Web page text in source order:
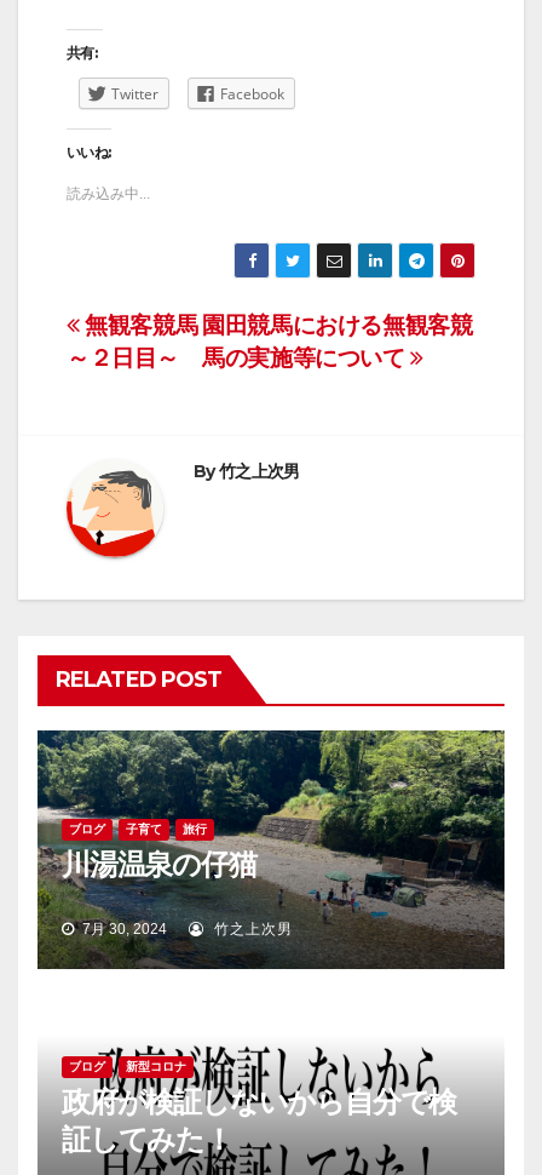
共有:
Twitter Facebook
いいね:
読み込み中...
投
ビ
ゲ
ョ
ン
園田競馬における無観客競
馬の実施等について
無観客競馬
～２日目～
By竹之上次男
RELATED POST
ブログ 子育て 旅行
川湯温泉の仔猫
7月 30, 2024 竹之上次男
ブログ 新型コロナ
政府が検証しないから自分で検
証してみた！